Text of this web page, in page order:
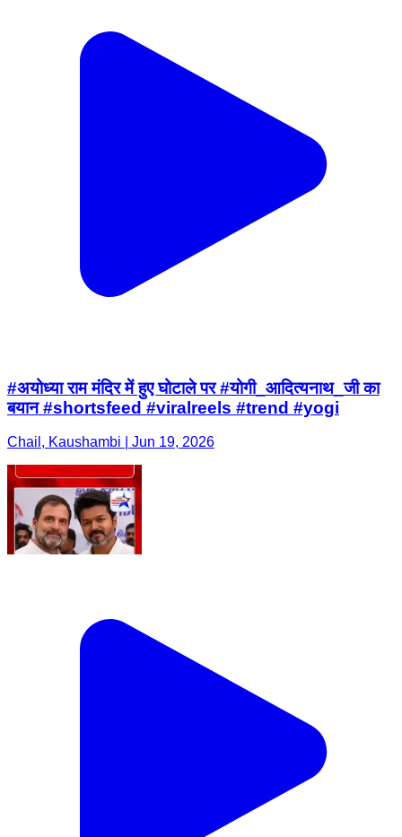
#अयोध्या राम मंदिर में हुए घोटाले पर #योगी_आदित्यनाथ_जी का
बयान #shortsfeed #viralreels #trend #yogi
Chail, Kaushambi | Jun 19, 2026